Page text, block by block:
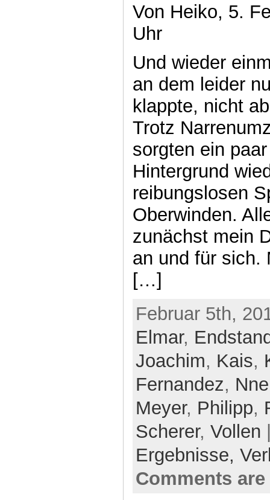
Von Heiko, 5.
Uhr
Und wieder
an dem leider
klappte, nicht
Trotz
sorgten ein
Hintergrund
reibungslosen
Oberwinden.
zunächst mein
an und für sich.
[…]
Februar 5th,
Elmar,
Joachim, Kais,
Fernandez,
Meyer, Philipp,
Scherer, Vollen
Ergebnisse,
Comments